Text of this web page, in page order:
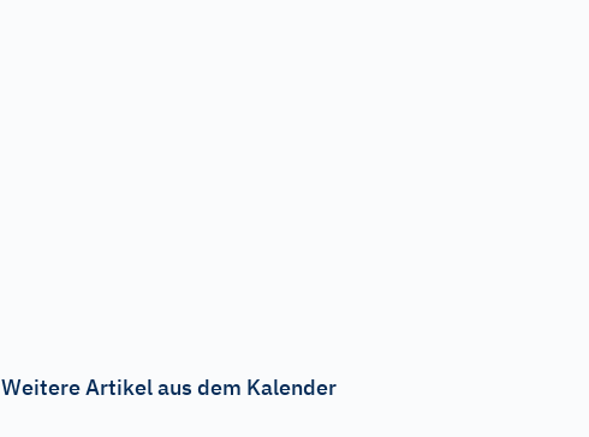
Weitere Artikel aus dem Kalender